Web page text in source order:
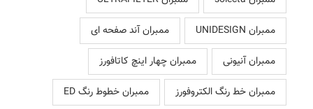
ممبران UNIDESIGN
ممبران آند صفحه ای
ممبران آنیونی
ممبران چهار اینچ کاتافورز
ممبران خط رنگ الکتروفورز
ممبران خطوط رنگ ED